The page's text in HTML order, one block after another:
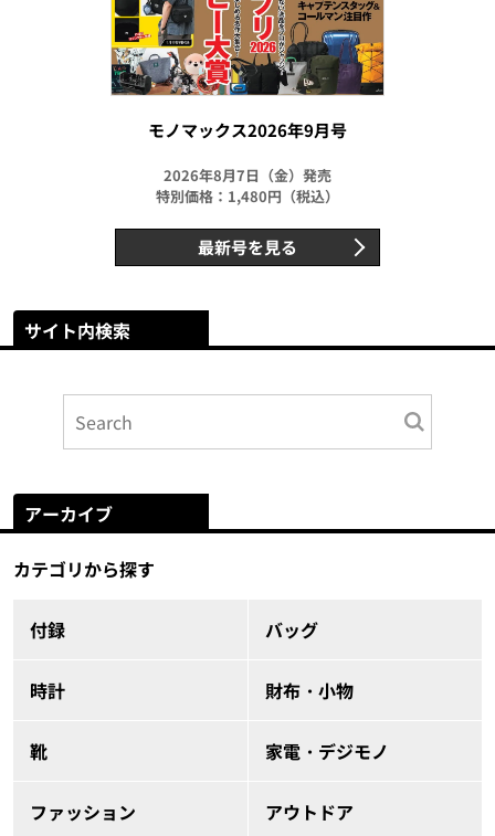
モノマックス2026年9月号
2026年8月7日（金）発売
特別価格：1,480円（税込）
最新号を見る
サイト内検索
アーカイブ
カテゴリから探す
付録 バッグ
時計 財布・小物
靴 家電・デジモノ
ファッション アウトドア